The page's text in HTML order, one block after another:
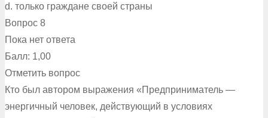
d. только граждане своей страны
Вопрос 8
Пока нет ответа
Балл: 1,00
Отметить вопрос
Кто был автором выражения «Предприниматель —
энергичный человек, действующий в условиях